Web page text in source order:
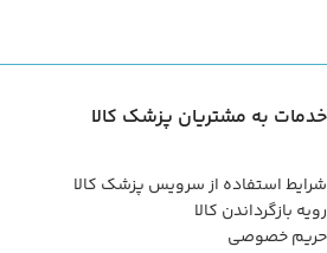
خدمات به مشتریان پزشک کالا
شرایط استفاده از سرویس پزشک کالا
رویه بازگرداندن کالا
حریم خصوصی